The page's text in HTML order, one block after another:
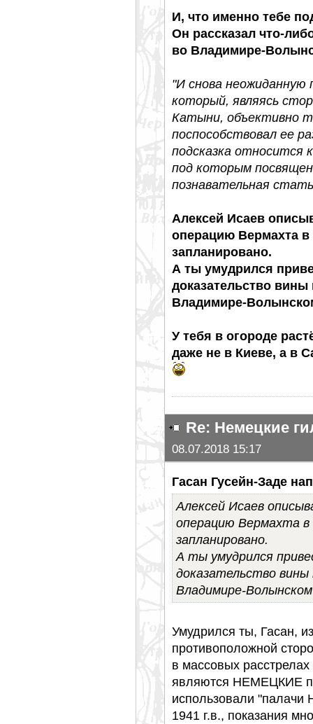
И, что именно тебе
Он рассказал что-
во Владимире-
"И снова неожиданную
который, являясь
Катыни, объективно
поспособствовал ее
подсказка относится
под которым
познавательная
Алексей Исаев
операцию Вермахта
запланировано.
А ты умудрился
доказательство
Владимире-
У тебя в огороде
даже не в Киеве, а в
Re: Немецкие
08.07.2018 15:17
Гасан Гусейн-Заде
Алексей Исаев
операцию Вермахта в
запланировано.
А ты умудрился
доказательство вины
Владимире-
Умудрился ты, Гасан,
противоположной
в массовых
являются НЕМЕЦКИЕ
использовали
1941 г.в., показания